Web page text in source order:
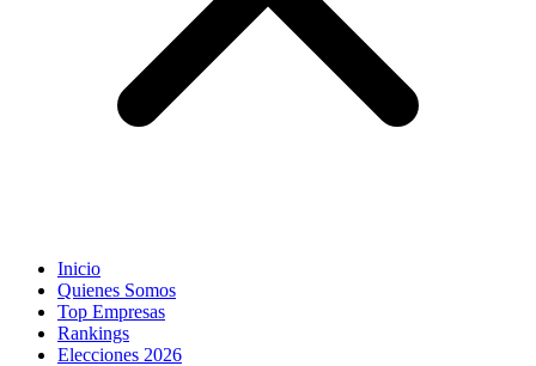
Inicio
Quienes Somos
Top Empresas
Rankings
Elecciones 2026